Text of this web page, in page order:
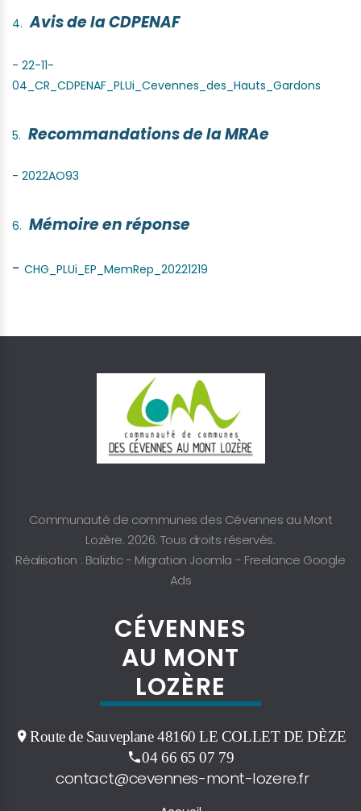
Avis de la CDPENAF
- 22-11-
04_CR_CDPENAF_PLUi_Cevennes_des_Hauts_Gardons
Recommandations de la MRAe
- 2022AO93
Mémoire en réponse
- CHG_PLUi_EP_MemRep_20221219
Communauté de communes des Cévennes au Mont
Lozère. 2026. Tous droits réservés.
Réalisation : Baliztic - Migration Joomla - Freelance Google
Ads
CÉVENNES
AU MONT
LOZÈRE
Route de Sauveplane 48160 LE COLLET DE DÈZE
04 66 65 07 79
contact@cevennes-mont-lozere.fr